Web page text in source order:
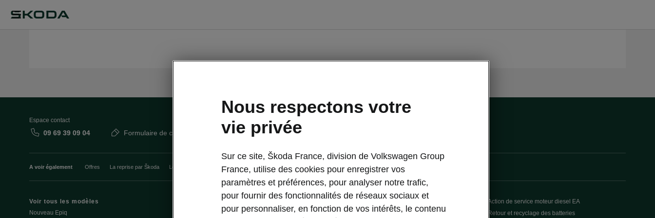
Espace contact
09 69 39 09 04 Formulaire de contact
A voir également Offres La reprise par Škoda Le stock par Škoda Occasions E-brochures et tarifs
Voir tous les modèles
Nouveau Epiq
Offres et financement
Le leasing Epiq par Škoda
Nos modèles pour professionnels
Action de service moteur diesel EA
Retour et recyclage des batteries
Nous respectons votre
vie privée
Sur ce site, Škoda France, division de Volkswagen Group
France, utilise des cookies pour enregistrer vos
paramètres et préférences, pour analyser notre trafic,
pour fournir des fonctionnalités de réseaux sociaux et
pour personnaliser, en fonction de vos intérêts, le contenu